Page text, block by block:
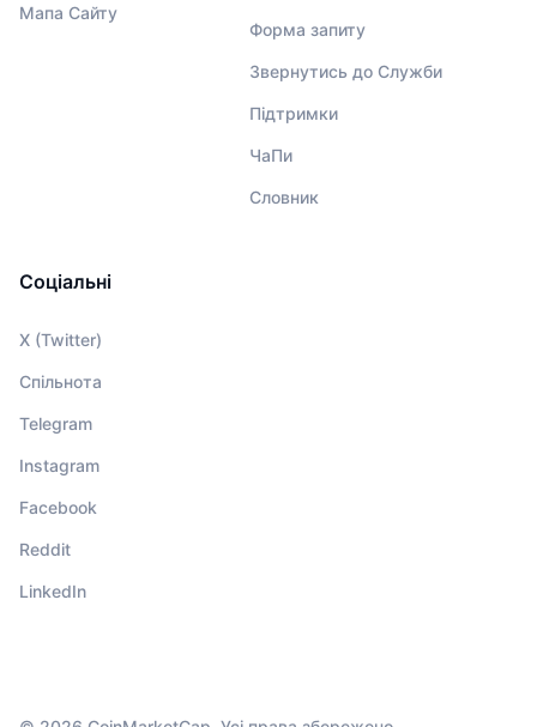
Мапа Сайту
Форма запиту
Звернутись до Служби
Підтримки
ЧаПи
Словник
Соціальні
X (Twitter)
Спільнота
Telegram
Instagram
Facebook
Reddit
LinkedIn